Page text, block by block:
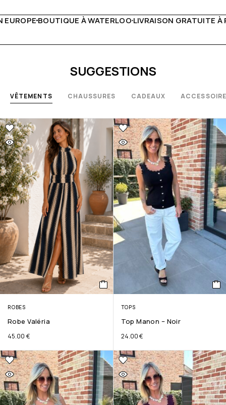
LIVRAISON GRATUITE À PARTIR DE 150€ LIVE
SUGGESTIONS
VÊTEMENTS CHAUSSURES CADEAUX
ROBES
Robe Valéria
45.00 €
TOPS
Top Manon – Noir
24.00€